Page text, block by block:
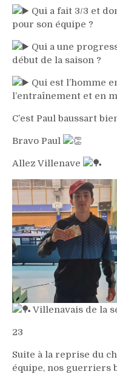
Qui a fait 3/3 et
pour son équipe ?
Qui a une
début de la saison ?
Qui est l’homme
l’entraînement et en
C’est Paul baussart
Bravo Paul
Allez Villenave
Villenavais de la
23
Suite à la reprise du
équipe, nos guerriers